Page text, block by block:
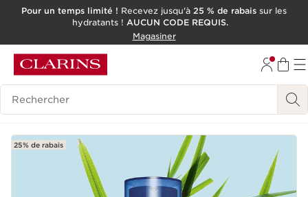
ALLER AU CONTENU
OUTIL D'ACCESSIBILITÉ
Pour un temps limité ! Recevez jusqu'à 25 % de rabais sur les
hydratants ! AUCUN CODE REQUIS.
Magasiner
Historique des recherches
25% de rabais